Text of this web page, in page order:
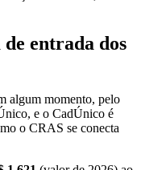
entrada dos
algum momento, pelo
e o CadÚnico é
o CRAS se conecta